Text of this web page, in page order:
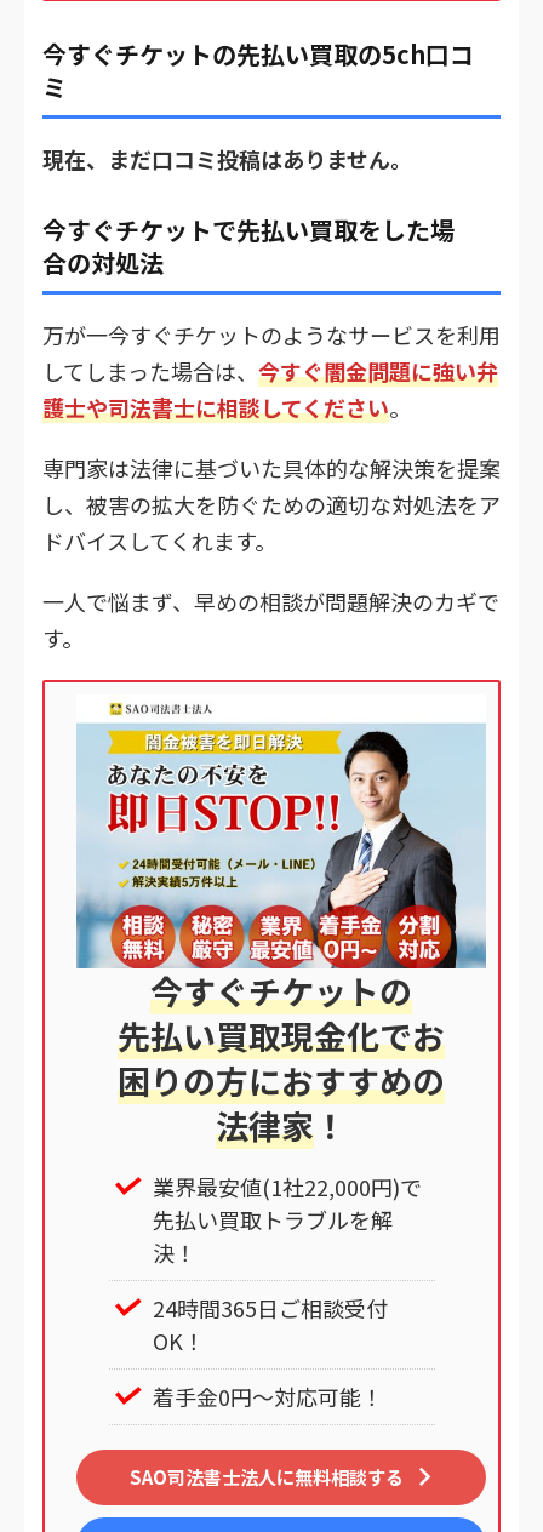
今すぐチケットの先払い買取の5ch口コ
ミ
現在、まだ口コミ投稿はありません。
今すぐチケットで先払い買取をした場
合の対処法
万が一今すぐチケットのようなサービスを利用
してしまった場合は、 今すぐ闇金問題に強い弁
護士や司法書士に相談してください。
専門家は法律に基づいた具体的な解決策を提案
し、被害の拡大を防ぐための適切な対処法をア
ドバイスしてくれます。
一人で悩まず、早めの相談が問題解決のカギで
す。
今すぐチケットの
先払い買取現金化でお
困りの方におすすめの
法律家 ！
業界最安値(1社22,000円)で
先払い買取トラブルを解
決！
24時間365日ご相談受付
OK！
着手金0円～対応可能！
SAO司法書士法人に無料相談する